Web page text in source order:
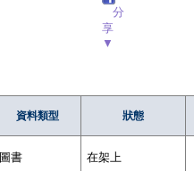
分
享
▼
資料類型 狀態
圖書 在架上